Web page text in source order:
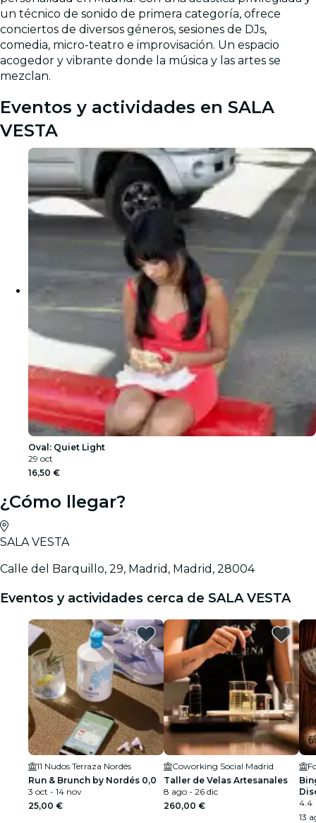
un técnico de sonido de primera categoría, ofrece
conciertos de diversos géneros, sesiones de DJs,
comedia, micro-teatro e improvisación. Un espacio
acogedor y vibrante donde la música y las artes se
mezclan.
Eventos y actividades en SALA
VESTA
Oval: Quiet Light
29 oct
16,50 €
¿Cómo llegar?
SALA VESTA
Calle del Barquillo, 29, Madrid, Madrid, 28004
Eventos y actividades cerca de SALA VESTA
11 Nudos Terraza Nordés
Run & Brunch by Nordés 0,0
3 oct - 14 nov
25,00 €
Coworking Social Madrid
Taller de Velas Artesanales
8 ago - 26 dic
260,00 €
4.4
13